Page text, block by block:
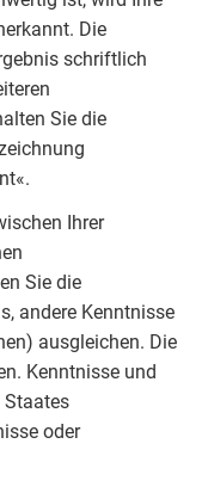
Die
schriftlich
Sie die
Ihrer
Sie die
andere Kenntnisse
ausgleichen. Die
Kenntnisse und
Staates
oder